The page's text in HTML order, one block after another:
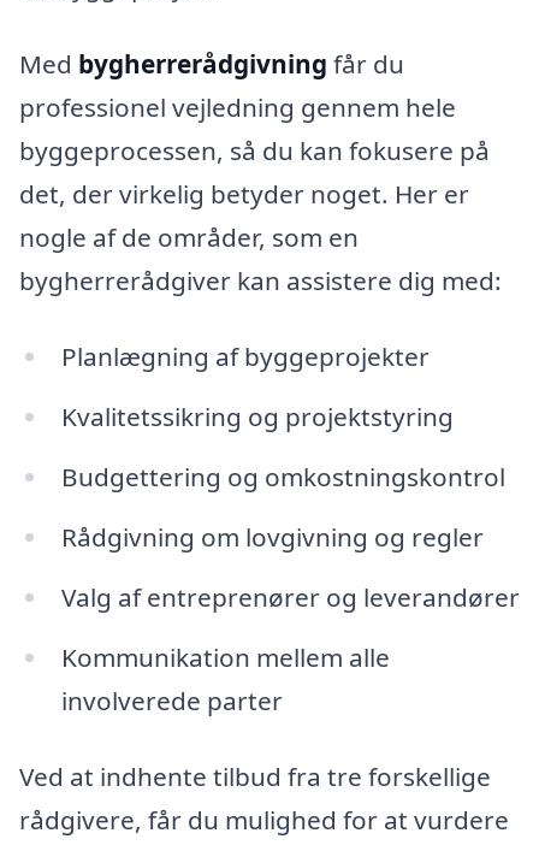
Med bygherrerådgivning får du
professionel vejledning gennem hele
byggeprocessen, så du kan fokusere på
det, der virkelig betyder noget. Her er
nogle af de områder, som en
bygherrerådgiver kan assistere dig med:
Planlægning af byggeprojekter
Kvalitetssikring og projektstyring
Budgettering og omkostningskontrol
Rådgivning om lovgivning og regler
Valg af entreprenører og leverandører
Kommunikation mellem alle
involverede parter
Ved at indhente tilbud fra tre forskellige
rådgivere, får du mulighed for at vurdere